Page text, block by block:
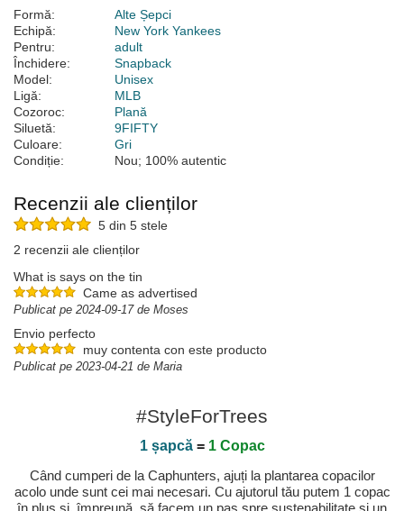
Formă:
Alte Șepci
Echipă:
New York Yankees
Pentru:
adult
Închidere:
Snapback
Model:
Unisex
Ligă:
MLB
Cozoroc:
Plană
Siluetă:
9FIFTY
Culoare:
Gri
Condiție:
Nou; 100% autentic
Recenzii ale clienților
5 din 5 stele
2 recenzii ale clienților
What is says on the tin
Came as advertised
Publicat pe 2024-09-17 de Moses
Envio perfecto
muy contenta con este producto
Publicat pe 2023-04-21 de Maria
#StyleForTrees
1 șapcă= 1 Copac
Când cumperi de la Caphunters, ajuți la plantarea copacilor
acolo unde sunt cei mai necesari. Cu ajutorul tău putem 1 copac